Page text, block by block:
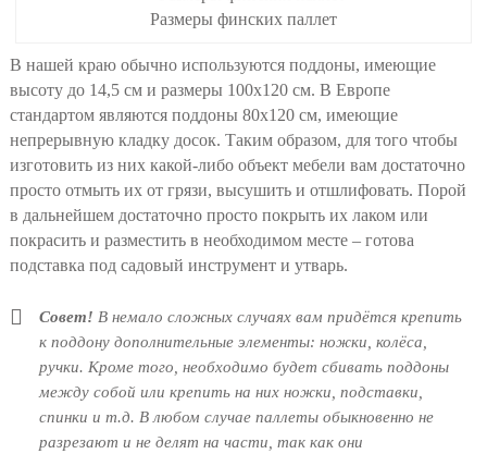
Размеры финских паллет
В нашей краю обычно используются поддоны, имеющие
высоту до 14,5 см и размеры 100х120 см. В Европе
стандартом являются поддоны 80х120 см, имеющие
непрерывную кладку досок. Таким образом, для того чтобы
изготовить из них какой-либо объект мебели вам достаточно
просто отмыть их от грязи, высушить и отшлифовать. Порой
в дальнейшем достаточно просто покрыть их лаком или
покрасить и разместить в необходимом месте – готова
подставка под садовый инструмент и утварь.
Совет! В немало сложных случаях вам придётся крепить
к поддону дополнительные элементы: ножки, колёса,
ручки. Кроме того, необходимо будет сбивать поддоны
между собой или крепить на них ножки, подставки,
спинки и т.д. В любом случае паллеты обыкновенно не
разрезают и не делят на части, так как они